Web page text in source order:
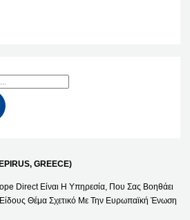
GREECE)
Direct Είναι Η Υπηρεσία, Που Σας Βοηθάει
Θέμα Σχετικό Με Την Ευρωπαϊκή Ένωση